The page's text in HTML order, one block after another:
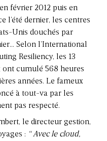
février 2012 puis en
l’été dernier, les centres
Unis douchés par
Selon l’International
Resiliency, les 13
ont cumulé 568 heures
années. Le fameux
à tout-va par les
pas respecté.
le directeur gestion,
: “ Avec le cloud,